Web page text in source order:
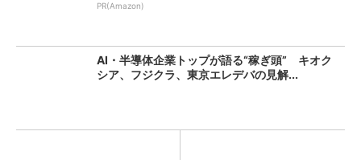
PR(Amazon)
AI・半導体企業トップが語る“稼ぎ頭” キオク
シア、フジクラ、東京エレデバの見解...